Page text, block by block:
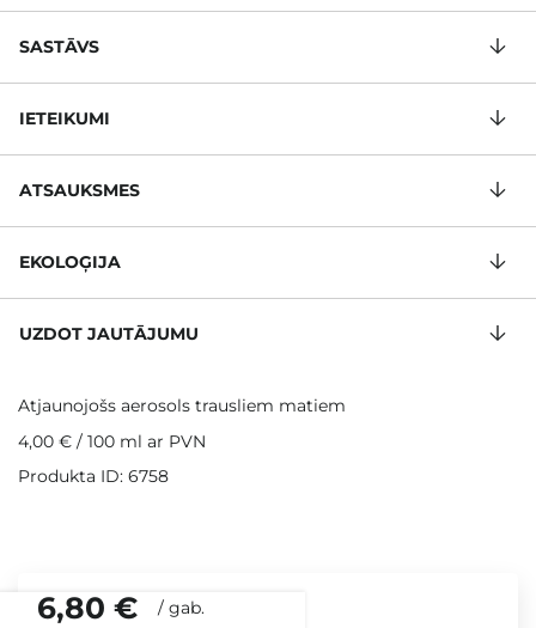
6,80 € / gab.
SASTĀVS
IETEIKUMI
ATSAUKSMES
EKOLOĢIJA
UZDOT JAUTĀJUMU
Atjaunojošs aerosols trausliem matiem
4,00 € / 100 ml ar PVN
Produkta ID: 6758